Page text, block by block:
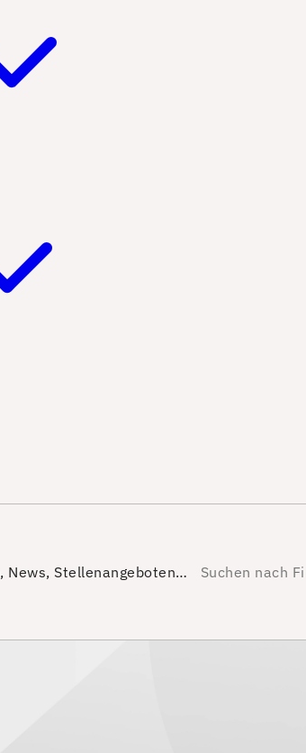
News, Stellenangeboten…